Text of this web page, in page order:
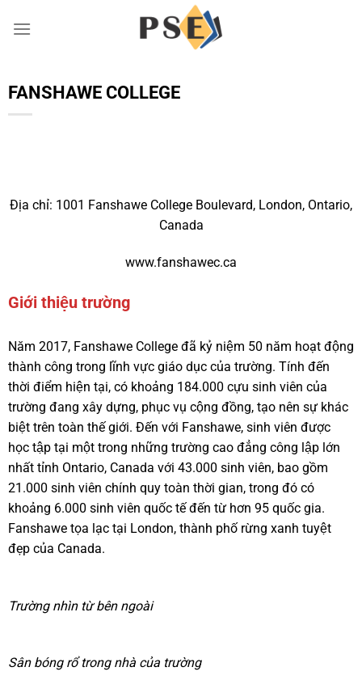
đến
FANSHAWE COLLEGE
Địa chỉ: 1001 Fanshawe College Boulevard, London, Ontario,
Canada
www.fanshawec.ca
Giới thiệu trường
Năm 2017, Fanshawe College đã kỷ niệm 50 năm hoạt động
thành công trong lĩnh vực giáo dục của trường. Tính đến
thời điểm hiện tại, có khoảng 184.000 cựu sinh viên của
trường đang xây dựng, phục vụ cộng đồng, tạo nên sự khác
biệt trên toàn thế giới. Đến với Fanshawe, sinh viên được
học tập tại một trong những trường cao đẳng công lập lớn
nhất tỉnh Ontario, Canada với 43.000 sinh viên, bao gồm
21.000 sinh viên chính quy toàn thời gian, trong đó có
khoảng 6.000 sinh viên quốc tế đến từ hơn 95 quốc gia.
Fanshawe tọa lạc tại London, thành phố rừng xanh tuyệt
đẹp của Canada.
Trường nhìn từ bên ngoài
Sân bóng rổ trong nhà của trường